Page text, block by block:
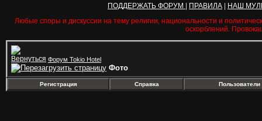
ПОДДЕРЖАТЬ ФОРУМ ПРАВИЛА
НАШ
Любые споры и дискуссии на тему религии, национальности и
оскорблений.
Форум Tokio Hotel
Фото
Регистрация Справка Пользователи